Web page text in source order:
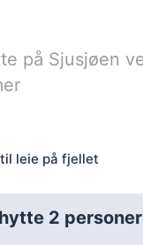
leie på fjellet
2 personer